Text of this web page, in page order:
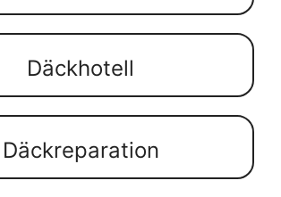
Däckhotell
Däckreparation